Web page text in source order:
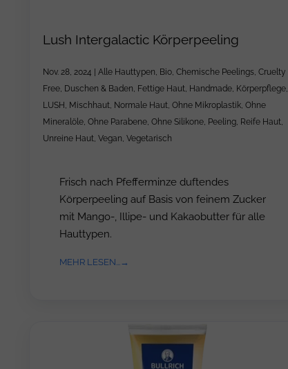
Lush Intergalactic Körperpeeling
Nov. 28, 2024 Alle Hauttypen, Bio, Chemische Peelings, Cruelty
Free, Duschen & Baden, Fettige Haut, Handmade, Körperpflege,
LUSH , Mischhaut, Normale Haut, Ohne Mikroplastik, Ohne
Mineralöle, Ohne Parabene, Ohne Silikone, Peeling, Reife Haut,
Unreine Haut, Vegan, Vegetarisch
Frisch nach Pfefferminze duftendes
Körperpeeling auf Basis von feinem Zucker
mit Mango-, Illipe- und Kakaobutter für alle
Hauttypen.
MEHR LESEN...